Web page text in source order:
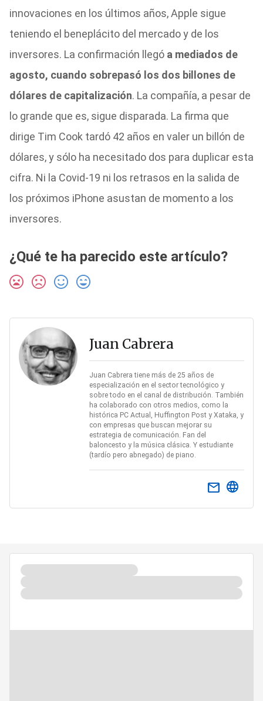
innovaciones en los últimos años, Apple sigue
teniendo el beneplácito del mercado y de los
inversores. La confirmación llegó a mediados de
agosto, cuando sobrepasó los dos billones de
dólares de capitalización. La compañía, a pesar de
lo grande que es, sigue disparada. La firma que
dirige Tim Cook tardó 42 años en valer un billón de
dólares, y sólo ha necesitado dos para duplicar esta
cifra. Ni la Covid-19 ni los retrasos en la salida de
los próximos iPhone asustan de momento a los
inversores.
¿Qué te ha parecido este artículo?
Juan Cabrera
Juan Cabrera tiene más de 25 años de
especialización en el sector tecnológico y
sobre todo en el canal de distribución. También
ha colaborado con otros medios, como la
histórica PC Actual, Huffington Post y Xataka, y
con empresas que buscan mejorar su
estrategia de comunicación. Fan del
baloncesto y la música clásica. Y estudiante
(tardío pero abnegado) de piano.
email